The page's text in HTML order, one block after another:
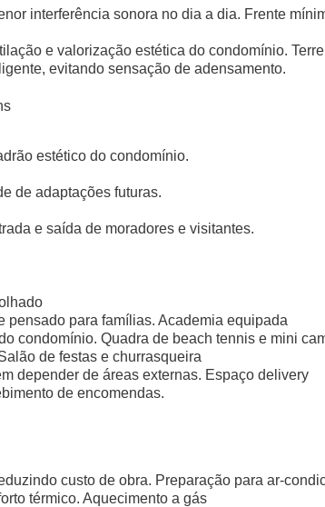
interferência sonora no dia a dia. Frente
e valorização estética do condomínio.
evitando sensação de adensamento.
estético do condomínio.
de adaptações futuras.
e saída de moradores e visitantes.
pensado para famílias. Academia equipada
condomínio. Quadra de beach tennis e mini
de festas e churrasqueira
depender de áreas externas. Espaço delivery
de encomendas.
custo de obra. Preparação para ar-
térmico. Aquecimento a gás